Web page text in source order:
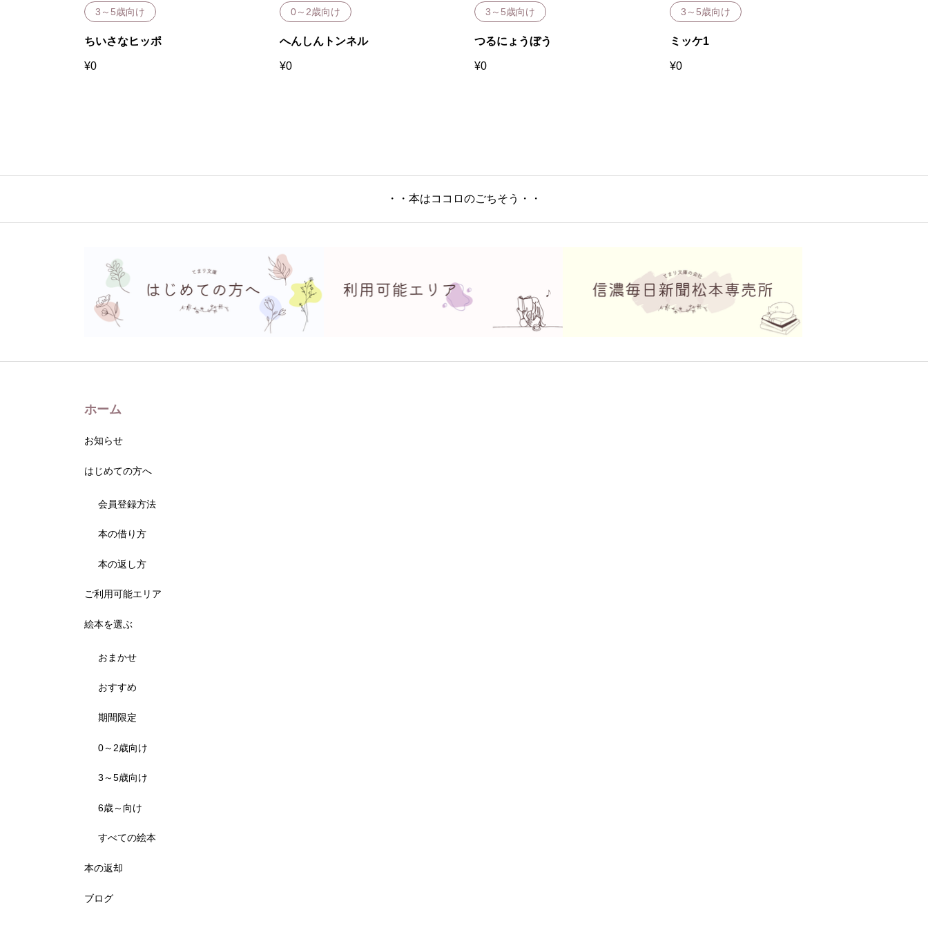
3～5歳向け
ちいさなヒッポ
¥0
0～2歳向け
へんしんトンネル
¥0
3～5歳向け
つるにょうぼう
¥0
3～5歳向け
ミッケ1
¥0
・・本はココロのごちそう・・
ホーム
お知らせ
はじめての方へ
会員登録方法
本の借り方
本の返し方
ご利用可能エリア
絵本を選ぶ
おまかせ
おすすめ
期間限定
0～2歳向け
3～5歳向け
6歳～向け
すべての絵本
本の返却
ブログ